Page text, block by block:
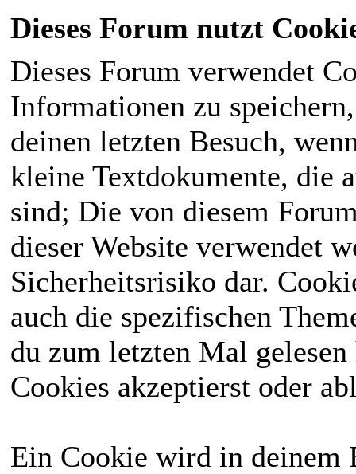
Dieses Forum nutzt
Dieses Forum verwendet
Informationen zu
deinen letzten Besuch,
kleine Textdokumente, die
sind; Die von diesem
dieser Website verwendet
Sicherheitsrisiko dar.
auch die spezifischen
du zum letzten Mal
Cookies akzeptierst oder
Ein Cookie wird in deinem